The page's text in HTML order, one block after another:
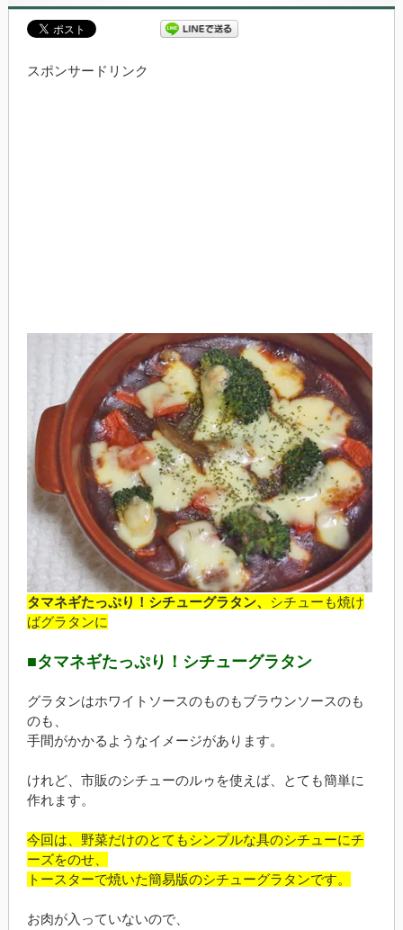
スポンサードリンク
タマネギたっぷり！シチューグラタン、 シチューも焼け
ばグラタンに
■タマネギたっぷり！シチューグラタン
グラタンはホワイトソースのものもブラウンソースのも
のも、
手間がかかるようなイメージがあります。
けれど、市販のシチューのルゥを使えば、とても簡単に
作れます。
今回は、野菜だけのとてもシンプルな具のシチューにチ
ーズをのせ、
トースターで焼いた簡易版のシチューグラタンです。
お肉が入っていないので、